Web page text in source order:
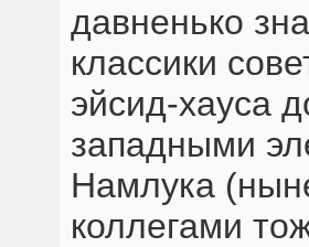
давненько
классики
эйсид-хауса
западными
Намлука
коллегами